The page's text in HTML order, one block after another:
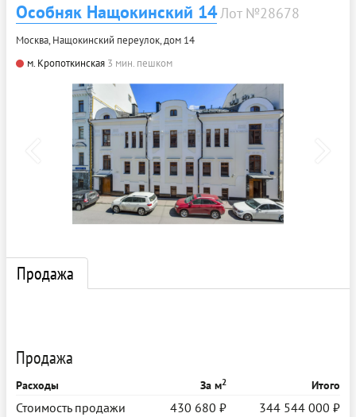
Особняк Нащокинский 14Лот №28678
Москва, Нащокинский переулок, дом 14
м. Кропоткинская 3 мин. пешком
Продажа
Продажа
Расходы За м2 Итого
Стоимость продажи 430 680 ₽ 344 544 000 ₽